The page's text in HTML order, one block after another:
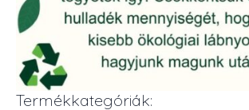
Termékkategóriák: